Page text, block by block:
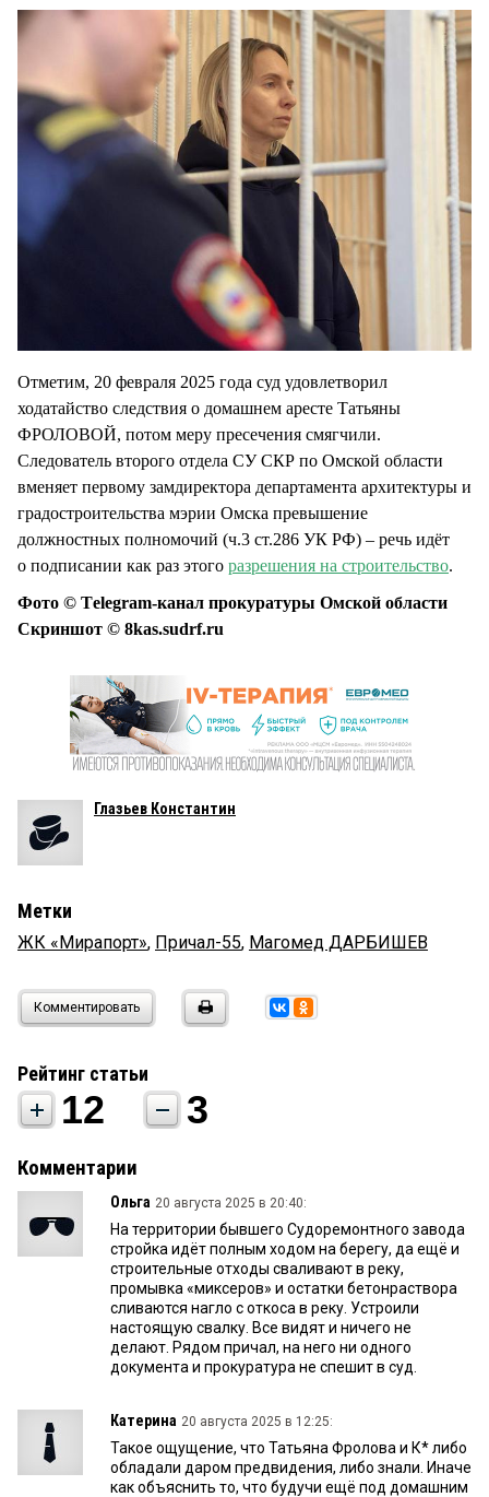
Отметим, 20 февраля 2025 года суд удовлетворил
ходатайство следствия о домашнем аресте Татьяны
ФРОЛОВОЙ, потом меру пресечения смягчили.
Следователь второго отдела СУ СКР по Омской области
вменяет первому замдиректора департамента архитектуры и
градостроительства мэрии Омска превышение
должностных полномочий (ч.3 ст.286 УК РФ) – речь идёт
о подписании как раз этого разрешения на строительство.
Фото © Тelegram-канал прокуратуры Омской области
Скриншот © 8kas.sudrf.ru
Глазьев Константин
Метки
ЖК «Мирапорт», Причал-55, Магомед ДАРБИШЕВ
Комментировать
Рейтинг статьи
12 3
Комментарии
Ольга 20 августа 2025 в 20:40:
На территории бывшего Судоремонтного завода
стройка идёт полным ходом на берегу, да ещё и
строительные отходы сваливают в реку,
промывка «миксеров» и остатки бетонраствора
сливаются нагло с откоса в реку. Устроили
настоящую свалку. Все видят и ничего не
делают. Рядом причал, на него ни одного
документа и прокуратура не спешит в суд.
Катерина 20 августа 2025 в 12:25:
Такое ощущение, что Татьяна Фролова и К* либо
обладали даром предвидения, либо знали. Иначе
как объяснить то, что будучи ещё под домашним